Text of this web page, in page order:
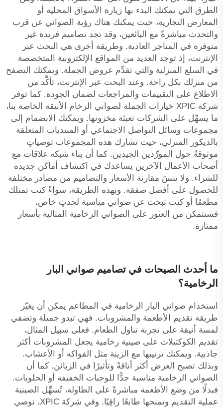
الطرق التي يمكنك البدء بها زيارة الأسواق المحلية أو
المعارض التجارية، حيث يمكنك هناك رؤية الصواني عن قرب
والتحدث مباشرةً مع البائعين، وقد تجد تصاميم فريدة غير
متوفرة في المتاجر العادية. وطريقة أخرى هي البحث عبر
الإنترنت، إذ توجد العديد من المواقع الإلكترونية المتخصصة
في السلع المنزلية والتي تقدِّم عروض الجملة. ويمكنك التصفح
من منزلك بكل راحة. وعند البحث عبر الإنترنت، تأكَّد من
الاطلاع على التقييمات والمراجعات لضمان الجودة. كما توفر
شركة XPIC خيارات الجملة لصواني الرخام الأنيقة الخاصة بنا،
ما يسهِّل على الشركات تعبئة مخزونها. ويمكنك الانضمام إلى
مجموعات وسائل التواصل الاجتماعي أو المنتديات المتعلقة
بالديكور المنزلي، حيث تشارك هذه المجموعات توصياتٍ
موثوقةً حول المورِّدين الجيدين. كما أن بناء شبكة علاقات مع
أصحاب الأعمال الآخرين يساعدك في اكتشاف أماكن جديدة
للشراء. ولا تنسَ مقارنة الأسعار والتصاميم من مصادر مختلفة
للحصول على أفضل صفقة. وبهذه الطريقة، سواءً كنت تمتلك
مطعمًا أو كنت تبحث عن صواني مناسبة لحدثٍ خاص،
فستتمكن من العثور على الصواني الرخامية المثالية بأسعار
ممتازة.
ما أحدث الصيحات في تصاميم صواني البار
الرخامية؟
استخدام صواني البار الرخامية في المطاعم يمكن أن يغيّر
طريقة تقديم الأطعمة والمشروبات. فهي تبدو جميلة وتضفي
لمسة أنيقة على تجربة تناول الطعام. فعلى سبيل المثال،
تقديم الكوكتيلات على صينية رخامية يجعل المشروبات أكثر
جاذبية. ويمكنك ترتيبها مع الزينة مثل الفواكه أو الأعشاب.
وبذلك تصبح العرض أكثر أناقةً وتأثيرًا في الزبائن. كما أن
الصواني الرخامية مناسبة جدًّا للوجبات الخفيفة أو الحلويات.
فبدلًا من وضع الأطعمة مباشرةً على الطاولة، تُسهِّل الصينية
عملية التقديم وتمنحها طابعًا راقِيًا. وفي شركة XPIC، نوصي